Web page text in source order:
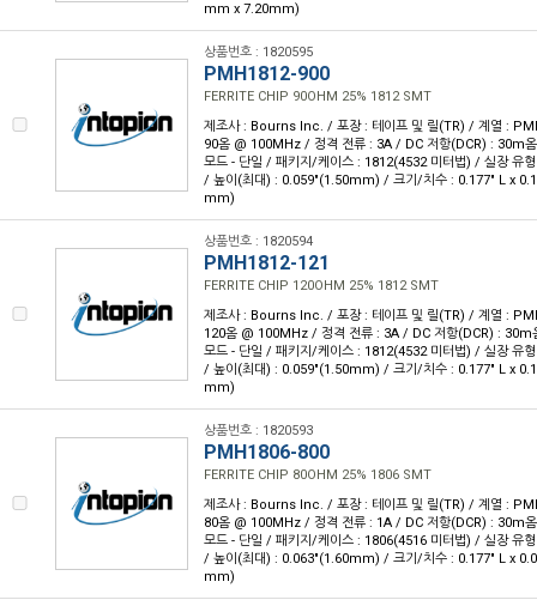
mm x 7.20mm)
상품번호 : 1820595
PMH1812-900
FERRITE CHIP 90OHM 25% 1812 SMT
제조사 : Bourns Inc. / 포장 : 테이프 및 릴(TR) / 계열 :
90옴 @ 100MHz / 정격 전류 : 3A / DC 저항(DCR) : 30m
모드 - 단일 / 패키지/케이스 : 1812(4532 미터법) / 실장 유
/ 높이(최대) : 0.059"(1.50mm) / 크기/치수 : 0.177" L x
mm)
상품번호 : 1820594
PMH1812-121
FERRITE CHIP 120OHM 25% 1812 SMT
제조사 : Bourns Inc. / 포장 : 테이프 및 릴(TR) / 계열 :
120옴 @ 100MHz / 정격 전류 : 3A / DC 저항(DCR) : 30m
모드 - 단일 / 패키지/케이스 : 1812(4532 미터법) / 실장 유
/ 높이(최대) : 0.059"(1.50mm) / 크기/치수 : 0.177" L x
mm)
상품번호 : 1820593
PMH1806-800
FERRITE CHIP 80OHM 25% 1806 SMT
제조사 : Bourns Inc. / 포장 : 테이프 및 릴(TR) / 계열 :
80옴 @ 100MHz / 정격 전류 : 1A / DC 저항(DCR) : 30m
모드 - 단일 / 패키지/케이스 : 1806(4516 미터법) / 실장 유
/ 높이(최대) : 0.063"(1.60mm) / 크기/치수 : 0.177" L x
mm)